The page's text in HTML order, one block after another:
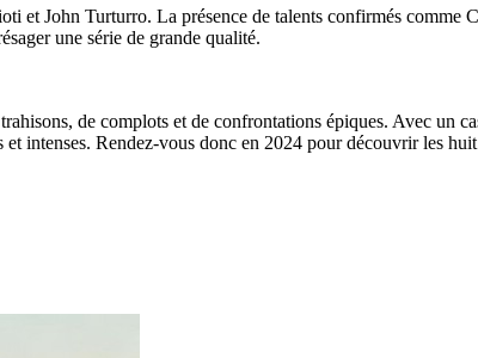
John Turturro. La présence de talents confirmés comme
une série de grande qualité.
de complots et de confrontations épiques. Avec un
intenses. Rendez-vous donc en 2024 pour découvrir les